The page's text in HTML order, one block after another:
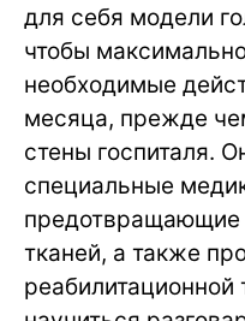
для себя модели
чтобы
необходимые
месяца, прежде
стены госпиталя.
специальные
предотвращающие
тканей, а также
реабилитационной